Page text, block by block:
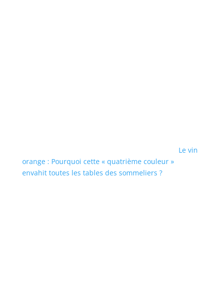
Le vin
orange : Pourquoi cette « quatrième couleur »
envahit toutes les tables des sommeliers ?